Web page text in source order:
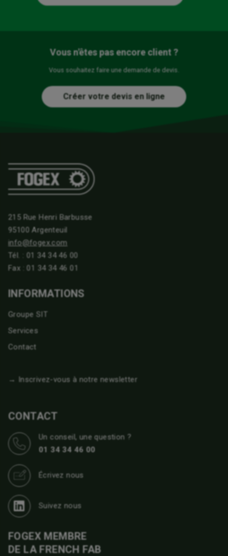
Vous n'êtes pas encore client ?
Vous souhaitez faire une demande de devis.
Créer votre devis en ligne
215 Rue Henri Barbusse
95100 Argenteuil
info@fogex.com
Tél. : 01 34 34 46 00
Fax : 01 34 34 46 01
INFORMATIONS
Groupe SIT
Services
Contact
→ Inscrivez-vous à notre newsletter
CONTACT
Un conseil, une question ?
01 34 34 46 00
Écrivez nous
Suivez nous
FOGEX MEMBRE
DE LA FRENCH FAB